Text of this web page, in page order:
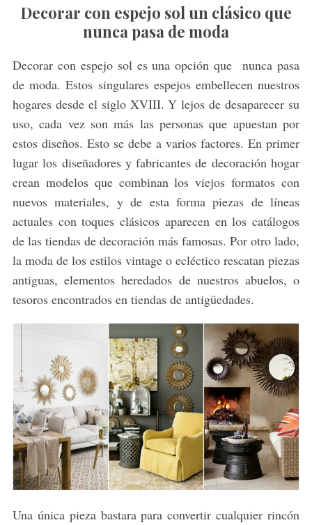
Decorar con espejo sol un clásico que
nunca pasa de moda
Decorar con espejo sol es una opción que nunca pasa
de moda. Estos singulares espejos embellecen nuestros
hogares desde el siglo XVIII. Y lejos de desaparecer su
uso, cada vez son más las personas que apuestan por
estos diseños. Esto se debe a varios factores. En primer
lugar los diseñadores y fabricantes de decoración hogar
crean modelos que combinan los viejos formatos con
nuevos materiales, y de esta forma piezas de líneas
actuales con toques clásicos aparecen en los catálogos
de las tiendas de decoración más famosas. Por otro lado,
la moda de los estilos vintage o ecléctico rescatan piezas
antiguas, elementos heredados de nuestros abuelos, o
tesoros encontrados en tiendas de antigüedades.
Una única pieza bastara para convertir cualquier rincón